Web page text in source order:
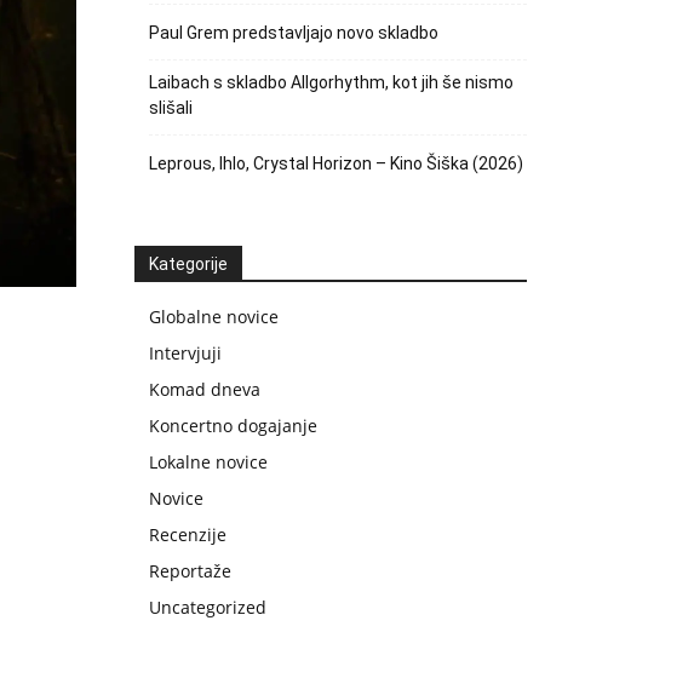
Paul Grem predstavljajo novo skladbo
Laibach s skladbo Allgorhythm, kot jih še nismo
slišali
Leprous, Ihlo, Crystal Horizon – Kino Šiška (2026)
Kategorije
Globalne novice
Intervjuji
Komad dneva
Koncertno dogajanje
Lokalne novice
Novice
Recenzije
Reportaže
Uncategorized